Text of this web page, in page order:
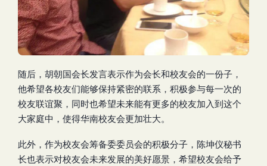
随后，胡朝国会长发言表示作为会长和校友会的一份子，
他希望各校友们能够保持紧密的联系，积极参与每一次的
校友联谊聚，同时也希望未来能有更多的校友加入到这个
大家庭中，使得华南校友会更加壮大。
此外，作为校友会筹备委委员会的积极分子，陈坤仪秘书
长也表示对校友会未来发展的美好愿景，希望校友会给予